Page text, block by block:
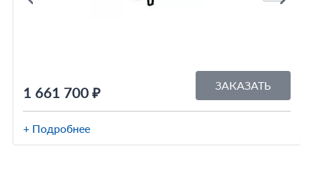
1 661 700 ₽ ЗАКАЗАТЬ
+ Подробнее